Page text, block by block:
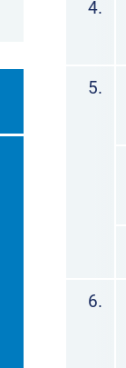
4.
5.
6.